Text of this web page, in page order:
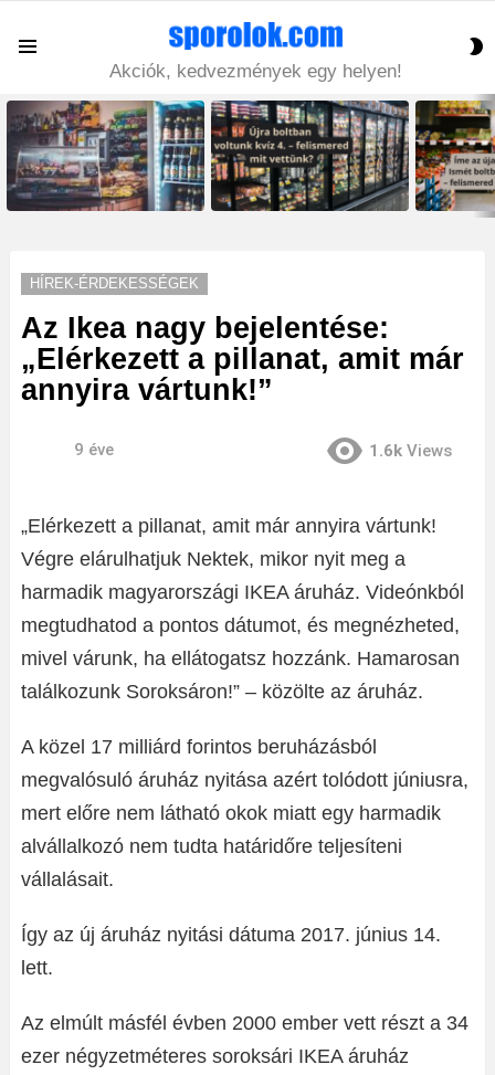
Akciók, kedvezmények egy helyen!
LATEST
STORIES
HÍREK-ÉRDEKESSÉGEK
Az Ikea nagy bejelentése:
„Elérkezett a pillanat, amit már
annyira vártunk!”
9 éve 1.6k Views
„Elérkezett a pillanat, amit már annyira vártunk!
Végre elárulhatjuk Nektek, mikor nyit meg a
harmadik magyarországi IKEA áruház. Videónkból
megtudhatod a pontos dátumot, és megnézheted,
mivel várunk, ha ellátogatsz hozzánk. Hamarosan
találkozunk Soroksáron!” – közölte az áruház.
A közel 17 milliárd forintos beruházásból
megvalósuló áruház nyitása azért tolódott júniusra,
mert előre nem látható okok miatt egy harmadik
alvállalkozó nem tudta határidőre teljesíteni
vállalásait.
Így az új áruház nyitási dátuma 2017. június 14.
lett.
Az elmúlt másfél évben 2000 ember vett részt a 34
ezer négyzetméteres soroksári IKEA áruház